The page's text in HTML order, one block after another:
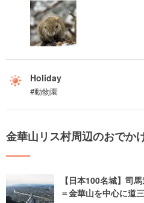
Holiday
#動物園
金華山リス村周辺のおでか
【日本100名城】司
＝金華山を中心に道